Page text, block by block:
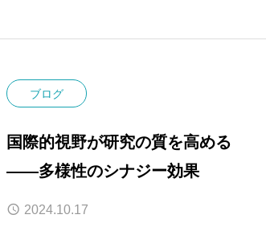
ブログ
国際的視野が研究の質を高める
――多様性のシナジー効果
2024.10.17